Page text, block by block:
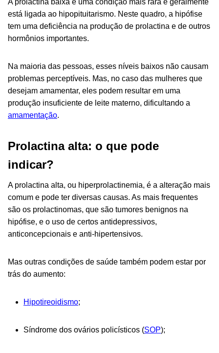
A prolactina baixa é uma condição mais rara e geralmente
está ligada ao hipopituitarismo. Neste quadro, a hipófise
tem uma deficiência na produção de prolactina e de outros
hormônios importantes.
Na maioria das pessoas, esses níveis baixos não causam
problemas perceptíveis. Mas, no caso das mulheres que
desejam amamentar, eles podem resultar em uma
produção insuficiente de leite materno, dificultando a
amamentação.
Prolactina alta: o que pode
indicar?
A prolactina alta, ou hiperprolactinemia, é a alteração mais
comum e pode ter diversas causas. As mais frequentes
são os prolactinomas, que são tumores benignos na
hipófise, e o uso de certos antidepressivos,
anticoncepcionais e anti-hipertensivos.
Mas outras condições de saúde também podem estar por
trás do aumento:
Hipotireoidismo;
Síndrome dos ovários policísticos (SOP);